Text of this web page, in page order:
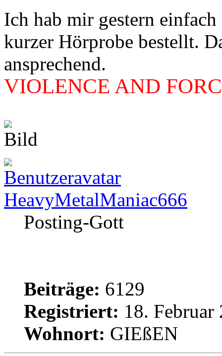
Ich hab mir gestern
kurzer Hörprobe bestellt.
ansprechend.
VIOLENCE AND
HeavyMetalManiac666
Posting-Gott
Beiträge: 6129
Registriert: 18. Februar
Wohnort: GIEßEN